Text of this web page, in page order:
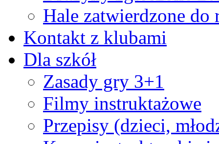
Hale zatwierdzone
Kontakt z klubami
Dla szkół
Zasady gry 3+1
Filmy instruktażowe
Przepisy (dzieci,